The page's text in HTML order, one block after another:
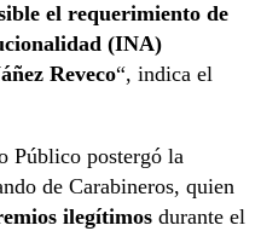
el requerimiento de
(INA)
Reveco“, indica el
Público postergó la
de Carabineros, quien
ilegítimos durante el